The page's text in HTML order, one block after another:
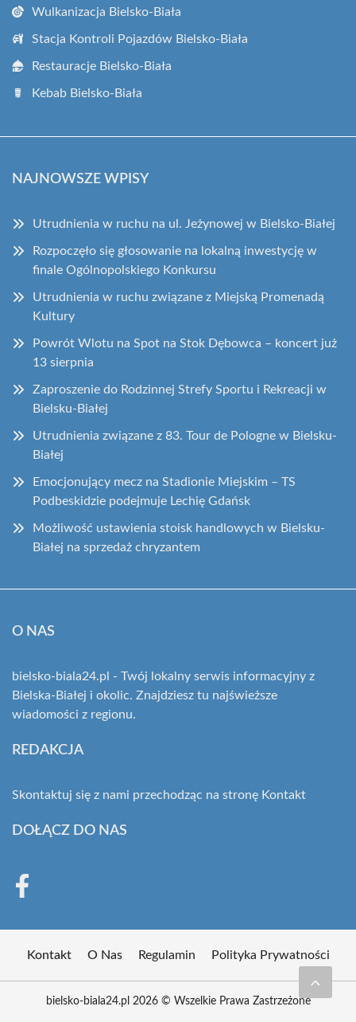
Wulkanizacja Bielsko-Biała
Stacja Kontroli Pojazdów Bielsko-Biała
Restauracje Bielsko-Biała
Kebab Bielsko-Biała
NAJNOWSZE WPISY
Utrudnienia w ruchu na ul. Jeżynowej w Bielsko-Białej
Rozpoczęło się głosowanie na lokalną inwestycję w
finale Ogólnopolskiego Konkursu
Utrudnienia w ruchu związane z Miejską Promenadą
Kultury
Powrót Wlotu na Spot na Stok Dębowca – koncert już
13 sierpnia
Zaproszenie do Rodzinnej Strefy Sportu i Rekreacji w
Bielsku-Białej
Utrudnienia związane z 83. Tour de Pologne w Bielsku-
Białej
Emocjonujący mecz na Stadionie Miejskim – TS
Podbeskidzie podejmuje Lechię Gdańsk
Możliwość ustawienia stoisk handlowych w Bielsku-
Białej na sprzedaż chryzantem
O NAS
bielsko-biala24.pl - Twój lokalny serwis informacyjny z
Bielska-Białej i okolic. Znajdziesz tu najświeższe
wiadomości z regionu.
REDAKCJA
Skontaktuj się z nami przechodząc na stronę Kontakt
DOŁĄCZ DO NAS
Kontakt O Nas Regulamin Polityka Prywatności
bielsko-biala24.pl 2026 © Wszelkie Prawa Zastrzeżone